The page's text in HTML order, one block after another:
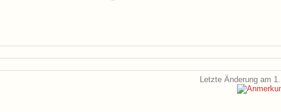
Letzte Änderung am